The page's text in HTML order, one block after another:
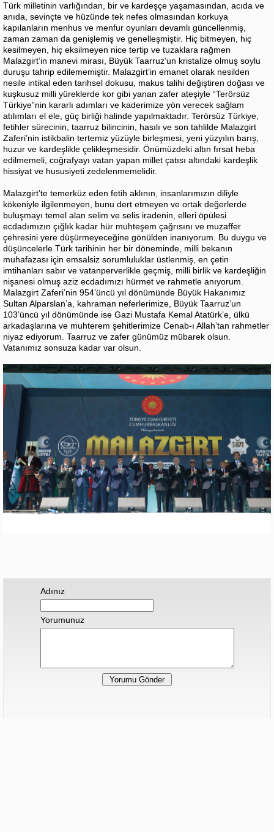
Türk milletinin varlığından, bir ve kardeşçe yaşamasından, acıda ve
anıda, sevinçte ve hüzünde tek nefes olmasından korkuya
kapılanların menhus ve menfur oyunları devamlı güncellenmiş,
zaman zaman da genişlemiş ve genelleşmiştir. Hiç bitmeyen, hiç
kesilmeyen, hiç eksilmeyen nice tertip ve tuzaklara rağmen
Malazgirt’in manevi mirası, Büyük Taarruz’un kristalize olmuş soylu
duruşu tahrip edilememiştir. Malazgirt’in emanet olarak nesilden
nesile intikal eden tarihsel dokusu, makus talihi değiştiren doğası ve
kuşkusuz milli yüreklerde kor gibi yanan zafer ateşiyle “Terörsüz
Türkiye”nin kararlı adımları ve kaderimize yön verecek sağlam
atılımları el ele, güç birliği halinde yapılmaktadır. Terörsüz Türkiye,
fetihler sürecinin, taarruz bilincinin, hasılı ve son tahlilde Malazgirt
Zaferi’nin istikbalin tertemiz yüzüyle birleşmesi, yeni yüzyılın barış,
huzur ve kardeşlikle çelikleşmesidir. Önümüzdeki altın fırsat heba
edilmemeli, coğrafyayı vatan yapan millet çatısı altındaki kardeşlik
hissiyat ve hususiyeti zedelenmemelidir.
Malazgirt’te temerküz eden fetih aklının, insanlarımızın diliyle
kökeniyle ilgilenmeyen, bunu dert etmeyen ve ortak değerlerde
buluşmayı temel alan selim ve selis iradenin, elleri öpülesi
ecdadımızın çığlık kadar hür muhteşem çağrısını ve muzaffer
çehresini yere düşürmeyeceğine gönülden inanıyorum. Bu duygu ve
düşüncelerle Türk tarihinin her bir döneminde, milli bekanın
muhafazası için emsalsiz sorumluluklar üstlenmiş, en çetin
imtihanları sabır ve vatanperverlikle geçmiş, milli birlik ve kardeşliğin
nişanesi olmuş aziz ecdadımızı hürmet ve rahmetle anıyorum.
Malazgirt Zaferi’nin 954’üncü yıl dönümünde Büyük Hakanımız
Sultan Alparslan’a, kahraman neferlerimize, Büyük Taarruz’un
103’üncü yıl dönümünde ise Gazi Mustafa Kemal Atatürk’e, ülkü
arkadaşlarına ve muhterem şehitlerimize Cenab-ı Allah’tan rahmetler
niyaz ediyorum. Taarruz ve zafer günümüz mübarek olsun.
Vatanımız sonsuza kadar var olsun.
Adınız
Yorumunuz